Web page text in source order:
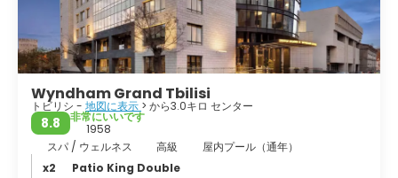
にも最適です、彼らは空中路面電車やMtatsminda遊園地、子供
たちが素晴らしい時間を過ごすことになる両方のテーマパークを
楽しむでしょう。トビリシも夜にはかなり活発です、いくつかの
推奨されるサイトは素晴らしい雰囲気やボトルショックのような
他があるパブナリです。全体的にとてもフレンドリーな町で、と
ても素敵な雰囲気で家族連れの訪問に理想的で、忘れられない楽
しい休暇を過ごすことができます。
Wyndham Grand Tbilisi
トビリシ - 地図に表示 > から3.0キロ センター
8.8
非常にいいです
1958
スパ / ウェルネス
高級
屋内プール（通年）
x2
Patio King Double